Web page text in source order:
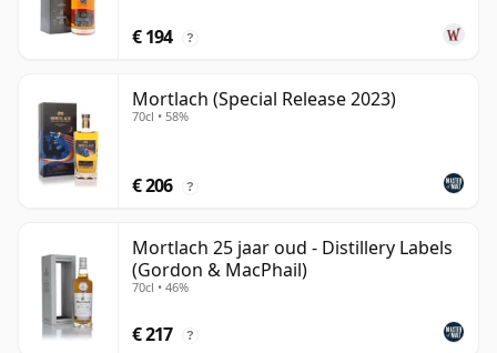
€ 194 ?
Mortlach (Special Release 2023)
70cl • 58%
€ 206 ?
Mortlach 25 jaar oud - Distillery Labels
(Gordon & MacPhail)
70cl • 46%
€ 217 ?